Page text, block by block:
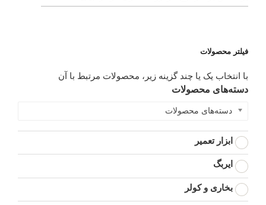
فیلتر محصولات
با انتخاب یک یا چند گزینه زیر، محصولات مرتبط با آن
دسته‌های محصولات
دسته‌های محصولات
ابزار تعمیر
ایربگ
بخاری و کولر